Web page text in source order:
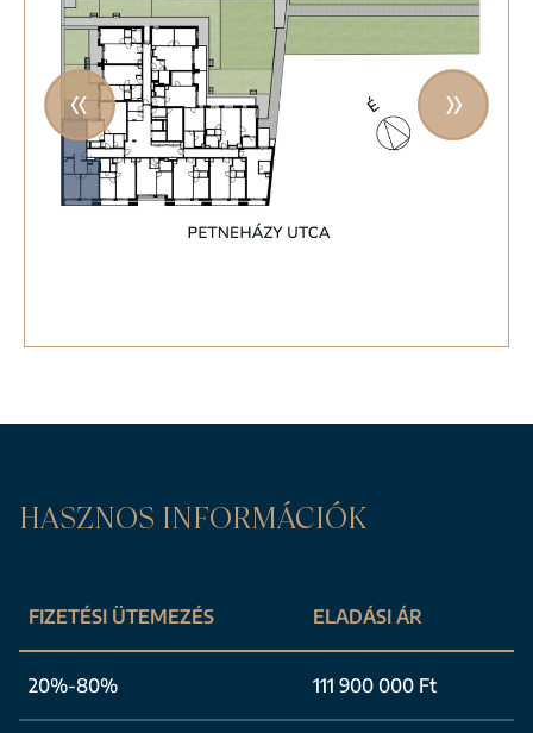
HASZNOS INFORMÁCIÓK
FIZETÉSI ÜTEMEZÉS ELADÁSI ÁR
20%-80% 111 900 000 Ft